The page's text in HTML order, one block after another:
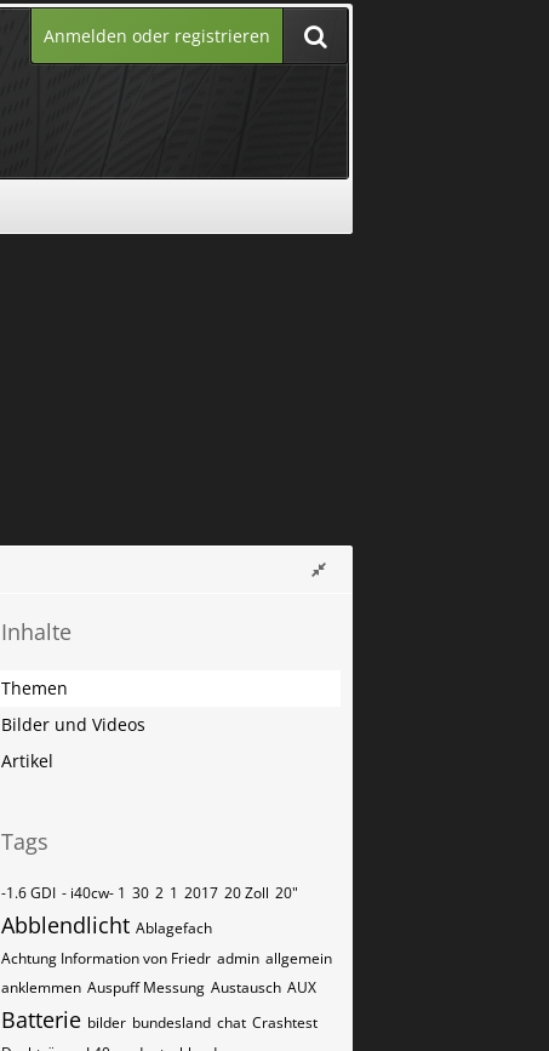
Anmelden oder registrieren
Inhalte
Themen
Bilder und Videos
Artikel
Tags
-1.6 GDI - i40cw- 1 30 2 1 2017 20 Zoll 20"
Abblendlicht Ablagefach
Achtung Information von Friedr admin allgemein
anklemmen Auspuff Messung Austausch AUX
Batterie bilder bundesland chat Crashtest